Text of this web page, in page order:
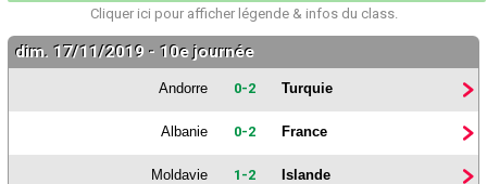
Cliquer ici pour afficherlégende & infos du class.
dim. 17/11/2019 - 10e journée
Andorre 0-2 Turquie
Albanie 0-2 France
Moldavie 1-2 Islande
Tableau transferts L1
Taille de la police
Paramètrages / Options
Contact / Signaler un bug
Recrutement Maxifoot